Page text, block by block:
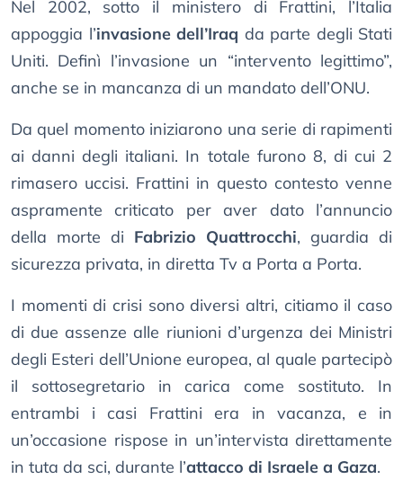
Nel 2002, sotto il ministero di Frattini, l’Italia
appoggia l’invasione dell’Iraq da parte degli Stati
Uniti. Definì l’invasione un “intervento legittimo”,
anche se in mancanza di un mandato dell’ONU.
Da quel momento iniziarono una serie di rapimenti
ai danni degli italiani. In totale furono 8, di cui 2
rimasero uccisi. Frattini in questo contesto venne
aspramente criticato per aver dato l’annuncio
della morte di Fabrizio Quattrocchi, guardia di
sicurezza privata, in diretta Tv a Porta a Porta.
I momenti di crisi sono diversi altri, citiamo il caso
di due assenze alle riunioni d’urgenza dei Ministri
degli Esteri dell’Unione europea, al quale partecipò
il sottosegretario in carica come sostituto. In
entrambi i casi Frattini era in vacanza, e in
un’occasione rispose in un’intervista direttamente
in tuta da sci, durante l’attacco di Israele a Gaza.